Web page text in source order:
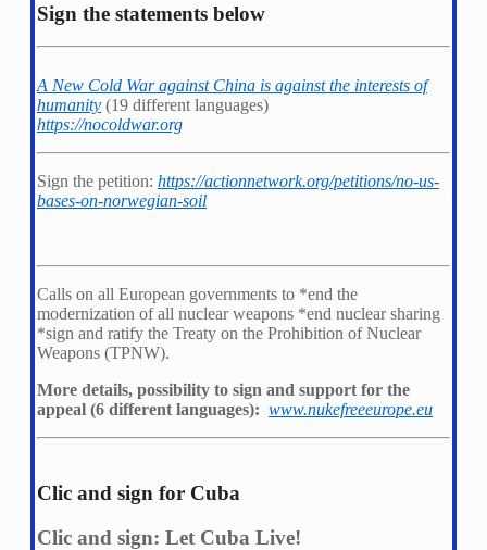
Sign the statements below
A New Cold War against China is against the interests of
humanity (19 different languages)
https://nocoldwar.org
Sign the petition: https://actionnetwork.org/petitions/no-us-
bases-on-norwegian-soil
Calls on all European governments to *end the
modernization of all nuclear weapons *end nuclear sharing
*sign and ratify the Treaty on the Prohibition of Nuclear
Weapons (TPNW).
More details, possibility to sign and support for the
appeal (6 different languages): www.nukefreeeurope.eu
Clic and sign for Cuba
Clic and sign: Let Cuba Live!